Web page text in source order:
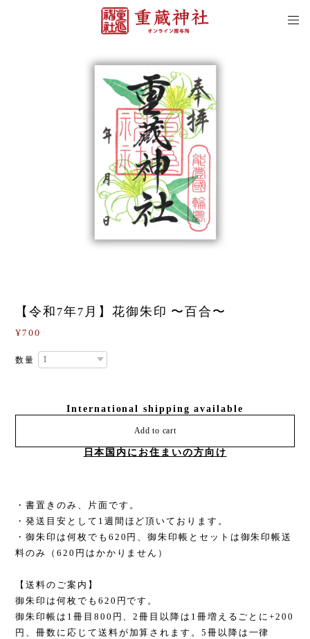
【令和7年7月】花御朱印 〜百合〜
¥700
数量
International shipping available
Add to cart
日本国内にお住まいの方向け
・書置きのみ、片面です。
・発送目安として1週間ほど頂いております。
・御朱印は何枚でも620円、御朱印帳とセットは御朱印帳送
料のみ（620円はかかりません）
【送料のご案内】
御朱印は何枚でも620円です。
御朱印帳は1冊目800円、2冊目以降は1冊増えるごとに+200
円、冊数に応じて送料が加算されます。5冊以降は一律